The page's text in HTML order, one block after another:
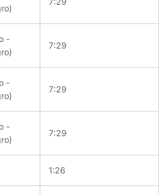
-
7:29
-
7:29
-
7:29
1:26